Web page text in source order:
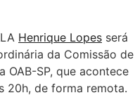
Henrique Lopes será
da Comissão de
OAB-SP, que acontece
20h, de forma remota.